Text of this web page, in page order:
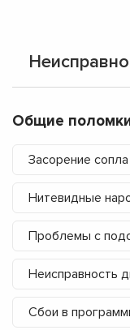
Общие
Засорение сопла
Нитевидные
Проблемы с
Неисправность
Сбои в